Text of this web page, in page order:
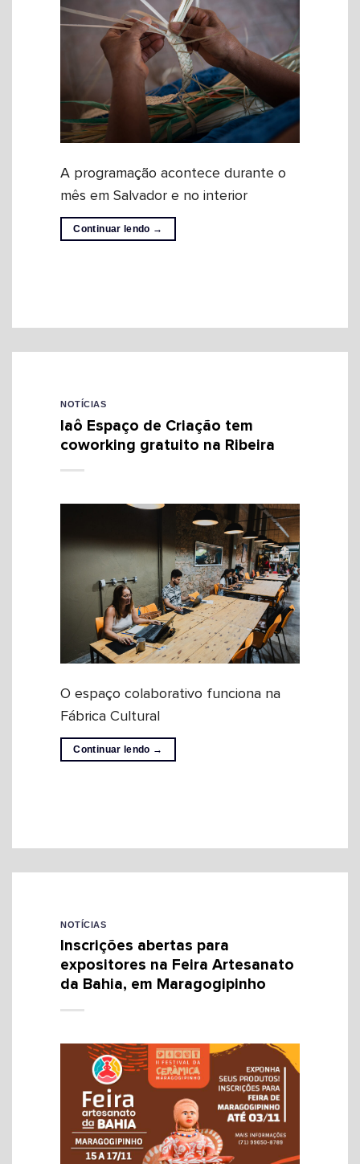
A programação acontece durante o
mês em Salvador e no interior
Continuar lendo →
NOTÍCIAS
Iaô Espaço de Criação tem
coworking gratuito na Ribeira
O espaço colaborativo funciona na
Fábrica Cultural
Continuar lendo →
NOTÍCIAS
Inscrições abertas para
expositores na Feira Artesanato
da Bahia, em Maragogipinho